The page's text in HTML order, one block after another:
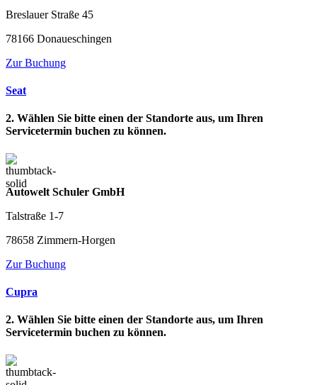
Breslauer Straße 45
78166 Donaueschingen
Zur Buchung
Seat
2. Wählen Sie bitte einen der Standorte aus, um Ihren
Servicetermin buchen zu können.
Autowelt Schuler GmbH
Talstraße 1-7
78658 Zimmern-Horgen
Zur Buchung
Cupra
2. Wählen Sie bitte einen der Standorte aus, um Ihren
Servicetermin buchen zu können.